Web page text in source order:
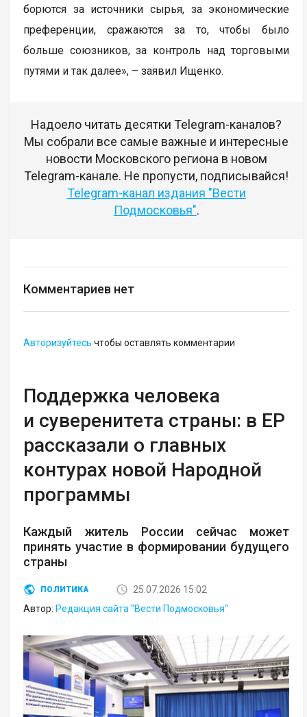
борются за источники сырья, за экономические
преференции, сражаются за то, чтобы было
больше союзников, за контроль над торговыми
путями и так далее», – заявил Ищенко.
Надоело читать десятки Telegram-каналов?
Мы собрали все самые важные и интересные
новости Московского региона в новом
Telegram-канале. Не пропусти, подписывайся!
Telegram-канал издания "Вести
Подмосковья".
Комментариев нет
Авторизуйтесь чтобы оставлять комментарии
Поддержка человека
и суверенитета страны: в ЕР
рассказали о главных
контурах новой Народной
программы
Каждый житель России сейчас может
принять участие в формировании будущего
страны
ПОЛИТИКА
25.07.2026 15:02
Автор: Редакция сайта "Вести Подмосковья"